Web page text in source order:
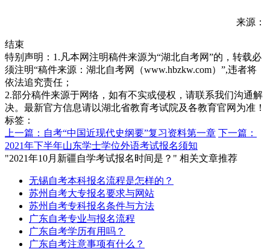
来源：
结束
特别声明：1.凡本网注明稿件来源为“湖北自考网”的，转载必
须注明“稿件来源：湖北自考网（www.hbzkw.com）”,违者将
依法追究责任；
2.部分稿件来源于网络，如有不实或侵权，请联系我们沟通解
决。最新官方信息请以湖北省教育考试院及各教育官网为准！
标签：
上一篇：自考“中国近现代史纲要”复习资料第一章 下一篇：
2021年下半年山东学士学位外语考试报名须知
"2021年10月新疆自学考试报名时间是？" 相关文章推荐
无锡自考本科报名流程是怎样的？
苏州自考大专报名要求与网站
苏州自考专科报名条件与方法
广东自考专业与报名流程
广东自考学历有用吗？
广东自考注意事项有什么？